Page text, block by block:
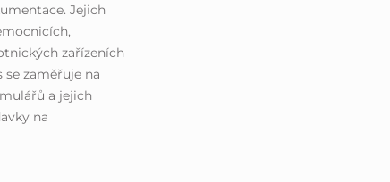
Jejich
zařízeních
se zaměřuje na
a jejich
na